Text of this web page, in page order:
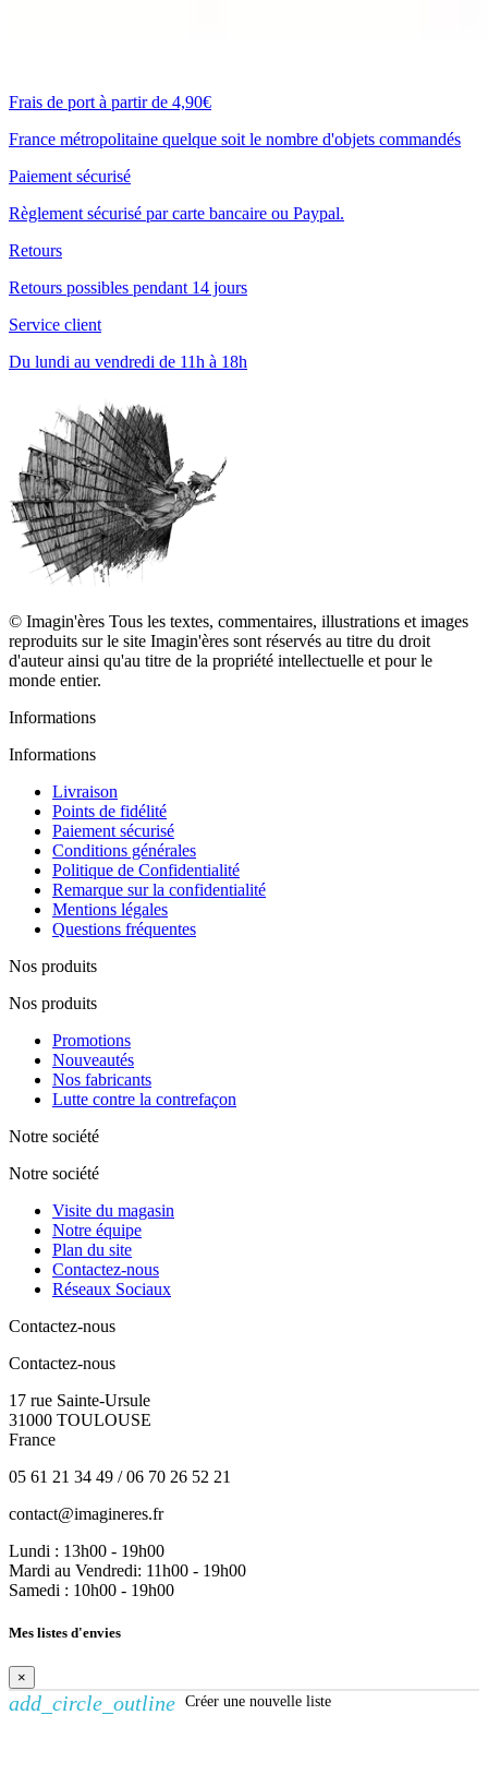
Frais de port à partir de 4,90€
France métropolitaine quelque soit le nombre d'objets commandés
Paiement sécurisé
Règlement sécurisé par carte bancaire ou Paypal.
Retours
Retours possibles pendant 14 jours
Service client
Du lundi au vendredi de 11h à 18h
© Imagin'ères Tous les textes, commentaires, illustrations et images
reproduits sur le site Imagin'ères sont réservés au titre du droit
d'auteur ainsi qu'au titre de la propriété intellectuelle et pour le
monde entier.
Informations
Informations
Livraison
Points de fidélité
Paiement sécurisé
Conditions générales
Politique de Confidentialité
Remarque sur la confidentialité
Mentions légales
Questions fréquentes
Nos produits
Nos produits
Promotions
Nouveautés
Nos fabricants
Lutte contre la contrefaçon
Notre société
Notre société
Visite du magasin
Notre équipe
Plan du site
Contactez-nous
Réseaux Sociaux
Contactez-nous
Contactez-nous
17 rue Sainte-Ursule
31000 TOULOUSE
France
05 61 21 34 49 / 06 70 26 52 21
contact@imagineres.fr
Lundi : 13h00 - 19h00
Mardi au Vendredi: 11h00 - 19h00
Samedi : 10h00 - 19h00
Mes listes d'envies
×
add_circle_outline Créer une nouvelle liste